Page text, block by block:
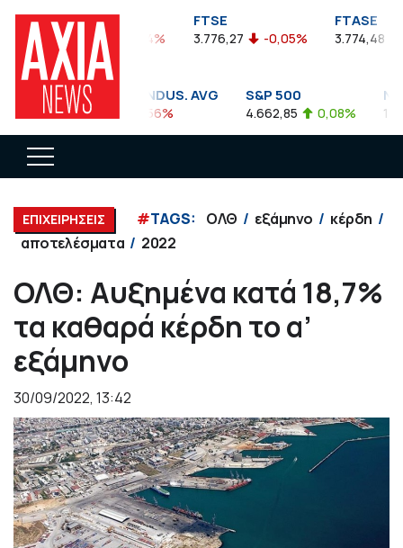
FTSEA
899,47 -0,04%
FTSE
3.776,27 -0,05%
FTASE
3.774,48
DOW JONES INDUS. AVG
35.911,81 -0,56%
S&P 500
4.662,85 0,08%
ΕΠΙΧΕΙΡΗΣΕΙΣ #TAGS: ΟΛΘ εξάμηνο
κέρδη
αποτελέσματα
2022
ΟΛΘ: Αυξημένα κατά 18,7%
τα καθαρά κέρδη το α’
εξάμηνο
30/09/2022, 13:42